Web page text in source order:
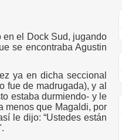
en el Dock Sud, jugando
se encontraba Agustin
ya en dicha seccional
fue de madrugada), y al
estaba durmiendo- y le
menos que Magaldi, por
le dijo: “Ustedes están